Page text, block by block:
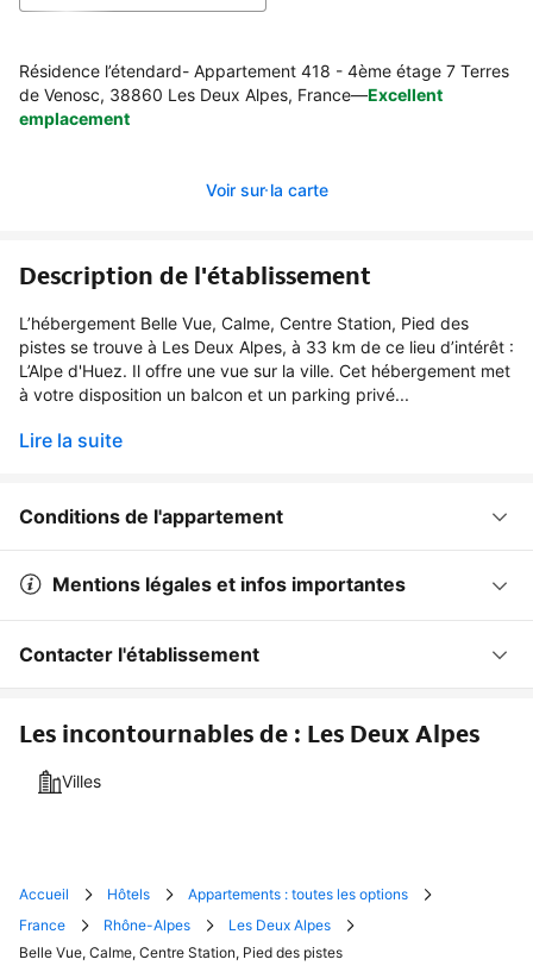
Résidence l’étendard- Appartement 418 - 4ème étage 7 Terres
de Venosc, 38860 Les Deux Alpes, France—Excellent
emplacement
Voir sur la carte
Description de l'établissement
L’hébergement Belle Vue, Calme, Centre Station, Pied des
pistes se trouve à Les Deux Alpes, à 33 km de ce lieu d’intérêt :
L’Alpe d'Huez. Il offre une vue sur la ville. Cet hébergement met
à votre disposition un balcon et un parking privé...
Lire la suite
Conditions de l'appartement
Mentions légales et infos importantes
Contacter l'établissement
Les incontournables de : Les Deux Alpes
Villes
Accueil Hôtels
Appartements : toutes les options
France
Rhône-Alpes
Les Deux Alpes
Belle Vue, Calme, Centre Station, Pied des pistes